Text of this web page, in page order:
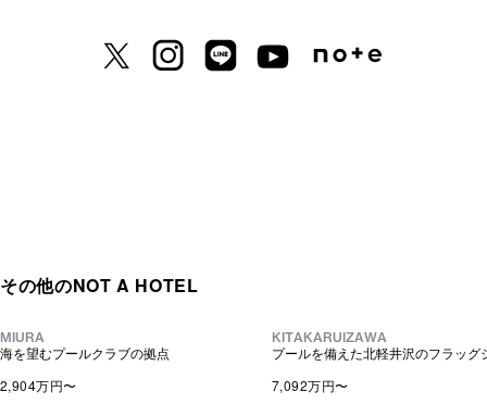
X previously known as Twitter
InstagramLINE Youtube Note
その他のNOT A HOTEL
MIURA
海を望むプールクラブの拠点
2,904万円〜
KITAKARUIZAWA
プールを備えた北軽井沢のフラッグ
7,092万円〜